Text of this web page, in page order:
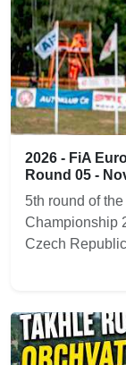
2026 - FiA
Round 05 -
5th round of
Championship
Czech